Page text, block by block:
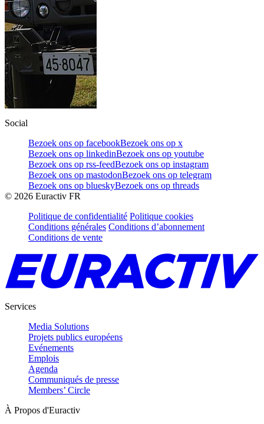
Social
Bezoek ons op facebookBezoek ons op x
Bezoek ons op linkedinBezoek ons op youtube
Bezoek ons op rss-feedBezoek ons op instagram
Bezoek ons op mastodonBezoek ons op telegram
Bezoek ons op blueskyBezoek ons op threads
© 2026 Euractiv FR
Politique de confidentialité Politique cookies
Conditions générales Conditions d’abonnement
Conditions de vente
Services
Media Solutions
Projets publics européens
Evénements
Emplois
Agenda
Communiqués de presse
Members’ Circle
À Propos d'Euractiv